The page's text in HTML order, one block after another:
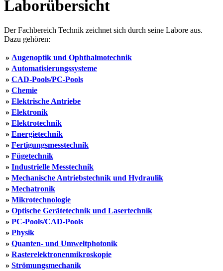
Laborübersicht
Der Fachbereich Technik zeichnet sich durch seine Labore aus.
Dazu gehören:
» Augenoptik und Ophthalmotechnik
» Automatisierungssysteme
» CAD-Pools/PC-Pools
» Chemie
» Elektrische Antriebe
» Elektronik
» Elektrotechnik
» Energietechnik
» Fertigungsmesstechnik
» Fügetechnik
» Industrielle Messtechnik
» Mechanische Antriebstechnik und Hydraulik
» Mechatronik
» Mikrotechnologie
» Optische Gerätetechnik und Lasertechnik
» PC-Pools/CAD-Pools
» Physik
» Quanten- und Umweltphotonik
» Rasterelektronenmikroskopie
» Strömungsmechanik